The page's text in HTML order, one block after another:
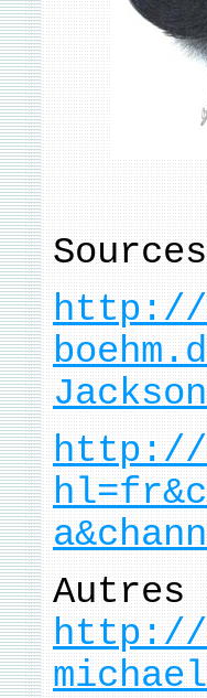
http://
http://
http://